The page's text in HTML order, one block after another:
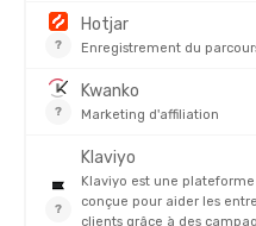
PRODUITS SIMILAIRES